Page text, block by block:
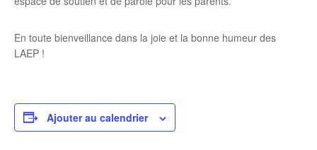
En toute bienveillance dans la joie et la bonne humeur des
LAEP !
Ajouter au calendrier